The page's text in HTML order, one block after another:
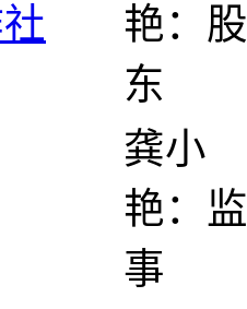
艳：股
东
龚小
艳：监
事